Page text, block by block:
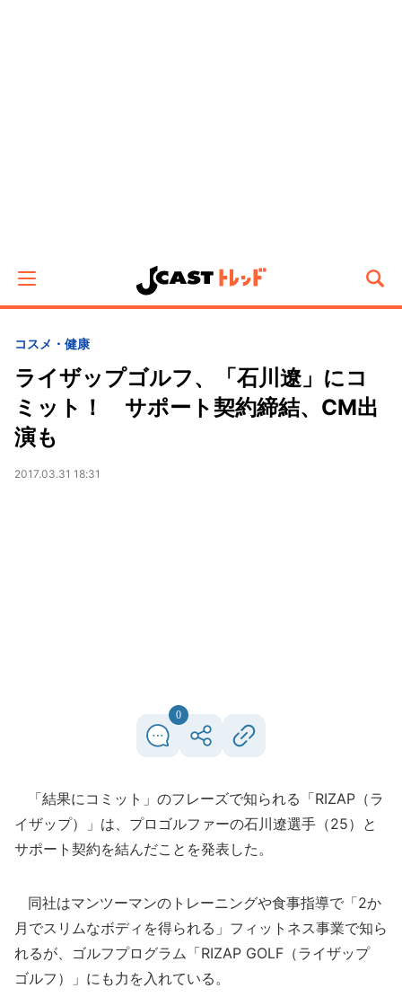
コスメ・健康
ライザップゴルフ、「石川遼」にコ
ミット！ サポート契約締結、CM出
演も
2017.03.31 18:31
0
「結果にコミット」のフレーズで知られる「RIZAP（ラ
イザップ）」は、プロゴルファーの石川遼選手（25）と
サポート契約を結んだことを発表した。
同社はマンツーマンのトレーニングや食事指導で「2か
月でスリムなボディを得られる」フィットネス事業で知ら
れるが、ゴルフプログラム「RIZAP GOLF（ライザップ
ゴルフ）」にも力を入れている。